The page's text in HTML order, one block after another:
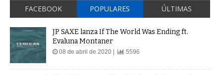
FACEBOOK POPULARES ÚLTIMAS
JP SAXE lanza If The World Was Ending ft.
Evaluna Montaner
08 de abril de 2020 | 5596